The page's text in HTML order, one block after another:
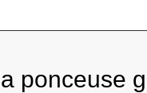
ponceuse